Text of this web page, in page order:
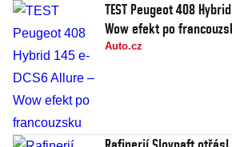
TEST Peugeot 408
Wow efekt po
Auto.cz